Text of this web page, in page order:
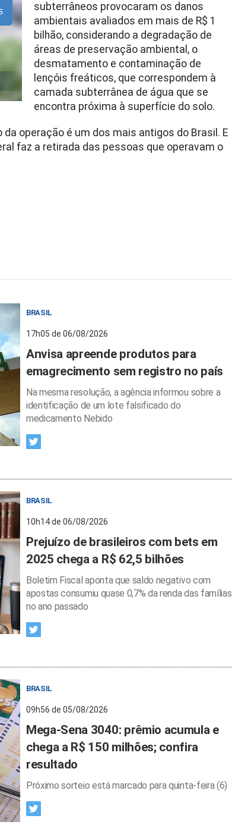
subterrâneos provocaram os danos
ambientais avaliados em mais de R$ 1
bilhão, considerando a degradação de
áreas de preservação ambiental, o
desmatamento e contaminação de
lençóis freáticos, que correspondem à
camada subterrânea de água que se
encontra próxima à superfície do solo.
da operação é um dos mais antigos do Brasil. E
faz a retirada das pessoas que operavam o
BRASIL
17h05 de 06/08/2026
Anvisa apreende produtos para
emagrecimento sem registro no país
Na mesma resolução, a agência informou sobre a
identificação de um lote falsificado do
medicamento Nebido
BRASIL
10h14 de 06/08/2026
Prejuízo de brasileiros com bets em
2025 chega a R$ 62,5 bilhões
Boletim Fiscal aponta que saldo negativo com
apostas consumiu quase 0,7% da renda das famílias
no ano passado
BRASIL
09h56 de 05/08/2026
Mega-Sena 3040: prêmio acumula e
chega a R$ 150 milhões; confira
resultado
Próximo sorteio está marcado para quinta-feira (6)